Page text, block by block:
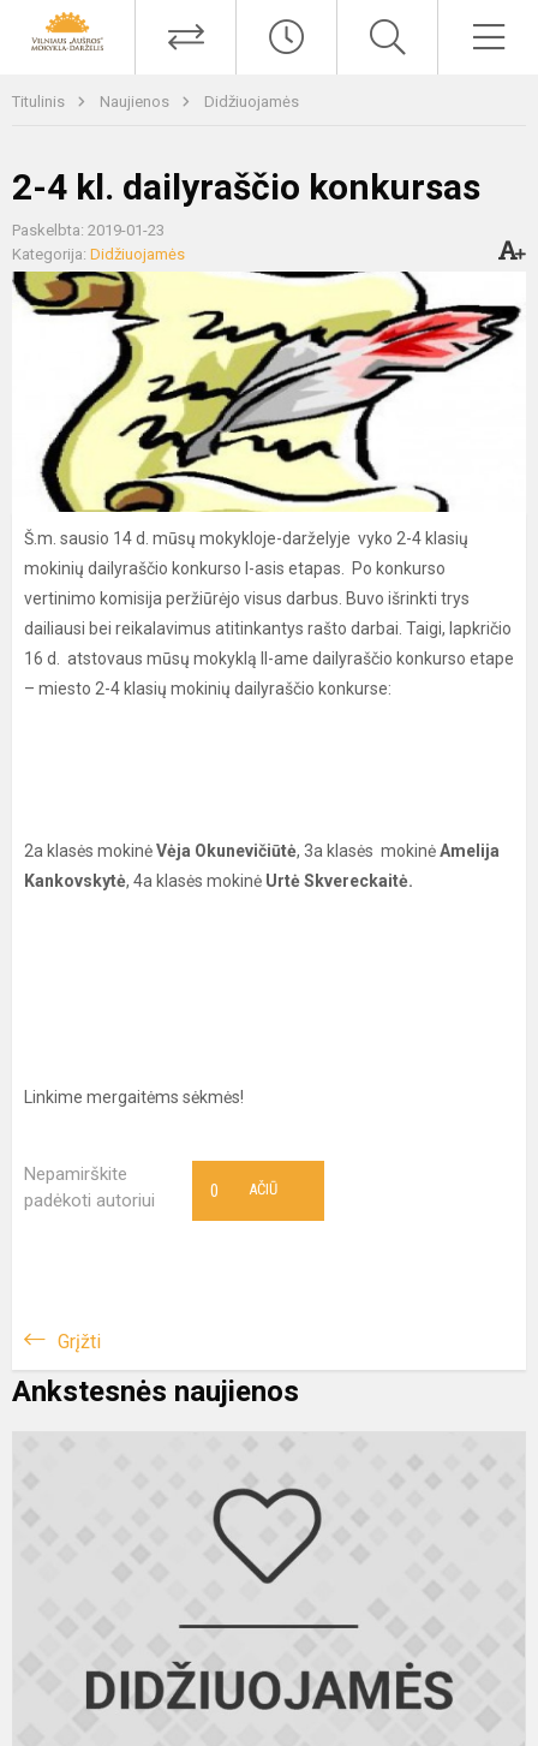
Titulinis Naujienos Didžiuojamės
2-4 kl. dailyraščio konkursas
Paskelbta: 2019-01-23
Kategorija: Didžiuojamės
Š.m. sausio 14 d. mūsų mokykloje-darželyje vyko 2-4 klasių
mokinių dailyraščio konkurso I-asis etapas. Po konkurso
vertinimo komisija peržiūrėjo visus darbus. Buvo išrinkti trys
dailiausi bei reikalavimus atitinkantys rašto darbai. Taigi, lapkričio
16 d. atstovaus mūsų mokyklą II-ame dailyraščio konkurso etape
– miesto 2-4 klasių mokinių dailyraščio konkurse:
2a klasės mokinėVėja Okunevičiūtė, 3a klasės mokinėAmelija
Kankovskytė, 4a klasės mokinė Urtė Skvereckaitė.
Linkime mergaitėms sėkmės!
Nepamirškite
padėkoti autoriui
AČIŪ
0
Grįžti
Ankstesnės naujienos